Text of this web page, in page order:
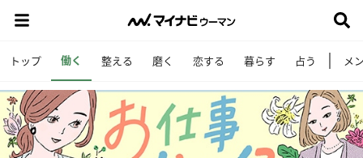
トップ 働く 整える 磨く 恋する 暮らす 占う メ